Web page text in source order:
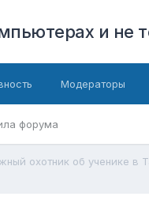
и не
форума
Модераторы
охотник об ученике в